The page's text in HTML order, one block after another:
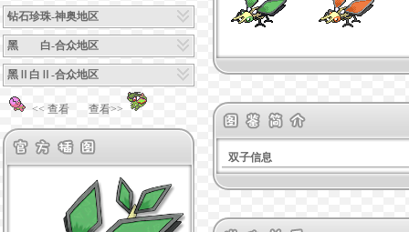
钻石珍珠-神奥地区
黑 白-合众地区
黑Ⅱ白Ⅱ-合众地区
<< 查看 查看>>
双子信息